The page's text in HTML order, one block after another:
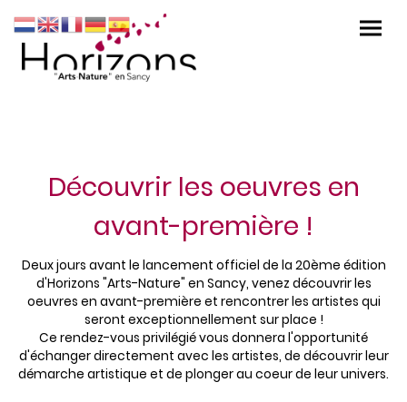
Découvrir les oeuvres en
avant-première !
Deux jours avant le lancement officiel de la 20ème édition
d'Horizons "Arts-Nature" en Sancy, venez découvrir les
oeuvres en avant-première et rencontrer les artistes qui
seront exceptionnellement sur place !
Ce rendez-vous privilégié vous donnera l'opportunité
d'échanger directement avec les artistes, de découvrir leur
démarche artistique et de plonger au coeur de leur univers.